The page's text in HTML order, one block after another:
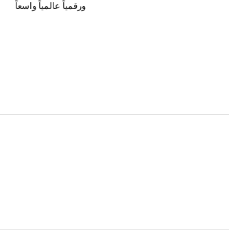
ورقمياً عالمياً واسعاً